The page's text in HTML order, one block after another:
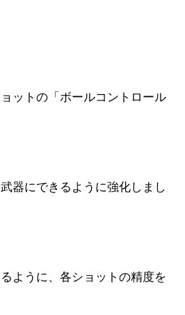
ットの「ボールコントロール
器にできるように強化しまし
ように、各ショットの精度を